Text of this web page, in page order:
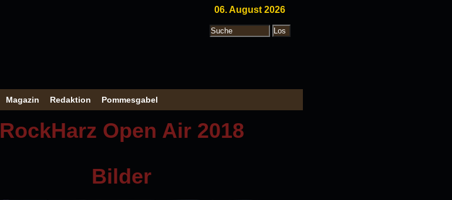
06. August 2026
Magazin Redaktion Pommesgabel
RockHarz Open Air 2018
Bilder